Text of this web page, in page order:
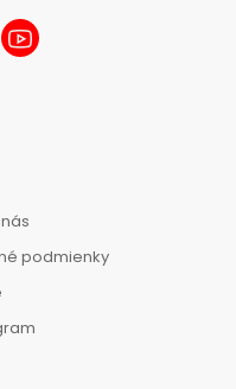
podmienky